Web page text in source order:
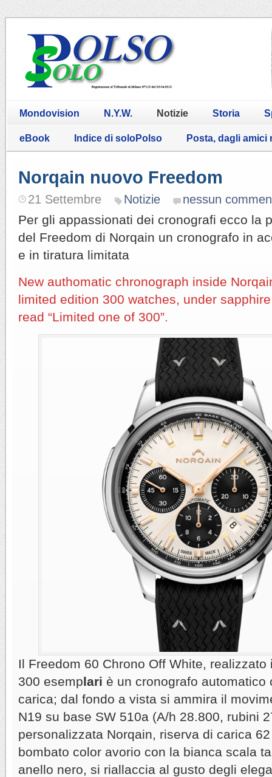
Mondovision N.Y.W. Notizie Storia
eBook Indice di soloPolso Posta, dagli amici
Norqain nuovo Freedom
21 Settembre Notizie nessun
Per gli appassionati dei cronografi ecco la
del Freedom di Norqain un cronografo in
e in tiratura limitata
New authomatic chronograph inside
limited edition 300 watches, under
read “Limited one of 300”.
Il Freedom 60 Chrono Off White,
300 esemplari è un cronografo automatico
carica; dal fondo a vista si ammira il
N19 su base SW 510a (A/h 28.800, rubini
personalizzata Norqain, riserva di carica
bombato color avorio con la bianca scala
anello nero, si riallaccia al gusto degli